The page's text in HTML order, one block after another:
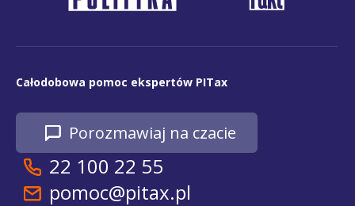
Całodobowa pomoc ekspertów PITax
Porozmawiaj na czacie
22 100 22 55
pomoc@pitax.pl